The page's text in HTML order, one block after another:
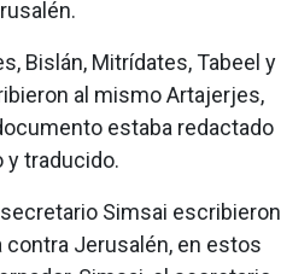
Bislán, Mitrídates, Tabeel y
al mismo Artajerjes,
estaba redactado
y traducido.
Simsai escribieron
contra Jerusalén, en estos